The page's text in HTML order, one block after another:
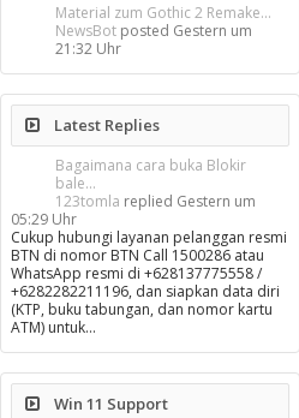
Material zum Gothic 2 Remake...
NewsBot posted Gestern um
21:32 Uhr
Latest Replies
Bagaimana cara buka Blokir
bale...
123tomla replied Gestern um
05:29 Uhr
Cukup hubungi layanan pelanggan resmi
BTN di nomor BTN Call 1500286 atau
WhatsApp resmi di +628137775558 /
+6282282211196, dan siapkan data diri
(KTP, buku tabungan, dan nomor kartu
ATM) untuk…
Win 11 Support